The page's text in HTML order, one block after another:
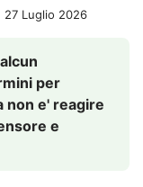
27 Luglio 2026
per
non e' reagire
e